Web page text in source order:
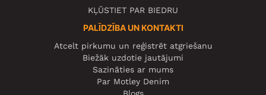
KĻŪSTIET PAR BIEDRU
PALĪDZĪBA UN KONTAKTI
Atcelt pirkumu un reģistrēt atgriešanu
Biežāk uzdotie jautājumi
Sazināties ar mums
Par Motley Denim